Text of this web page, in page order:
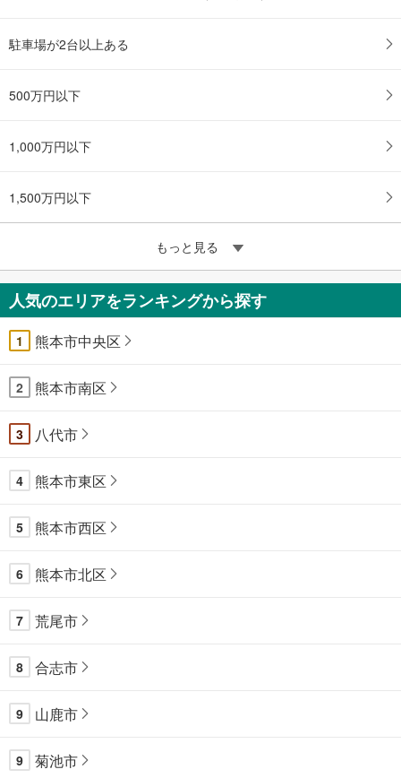
駐車場が2台以上ある
500万円以下
1,000万円以下
1,500万円以下
もっと見る
人気のエリアをランキングから探す
1 熊本市中央区
2 熊本市南区
3 八代市
4 熊本市東区
5 熊本市西区
6 熊本市北区
7 荒尾市
8 合志市
9 山鹿市
9 菊池市